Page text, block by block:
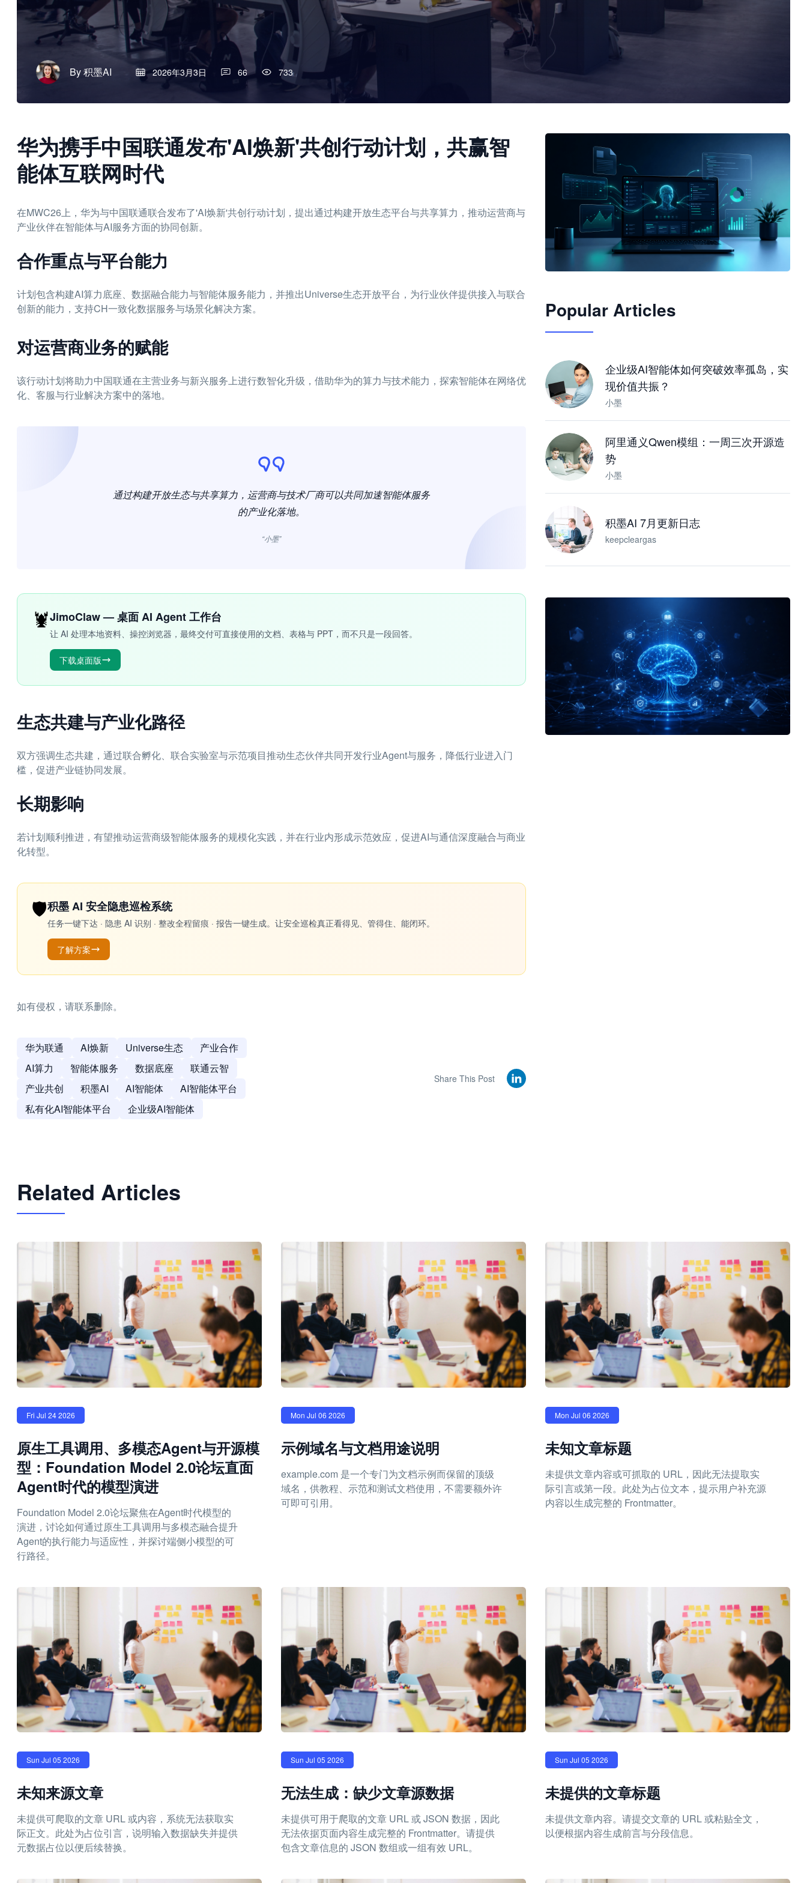
By积墨AI 2026年3月3日 66 733
华为携手中国联通发布'AI焕新'共创行动计划，共赢智
能体互联网时代
在MWC26上，华为与中国联通联合发布了'AI焕新'共创行动计划，提出通过构建开放生态平台与共享算力，推动运营商与
产业伙伴在智能体与AI服务方面的协同创新。
合作重点与平台能力
计划包含构建AI算力底座、数据融合能力与智能体服务能力，并推出Universe生态开放平台，为行业伙伴提供接入与联合
创新的能力，支持CH一致化数据服务与场景化解决方案。
对运营商业务的赋能
该行动计划将助力中国联通在主营业务与新兴服务上进行数智化升级，借助华为的算力与技术能力，探索智能体在网络优
化、客服与行业解决方案中的落地。
通过构建开放生态与共享算力，运营商与技术厂商可以共同加速智能体服务
的产业化落地。
“小墨”
🦞JimoClaw — 桌面 AI Agent 工作台
让 AI 处理本地资料、操控浏览器，最终交付可直接使用的文档、表格与 PPT，而不只是一段回答。
下载桌面版
生态共建与产业化路径
双方强调生态共建，通过联合孵化、联合实验室与示范项目推动生态伙伴共同开发行业Agent与服务，降低行业进入门
槛，促进产业链协同发展。
长期影响
若计划顺利推进，有望推动运营商级智能体服务的规模化实践，并在行业内形成示范效应，促进AI与通信深度融合与商业
化转型。
🛡️积墨 AI 安全隐患巡检系统
任务一键下达 · 隐患 AI 识别 · 整改全程留痕 · 报告一键生成。让安全巡检真正看得见、管得住、能闭环。
了解方案
如有侵权，请联系删除。
华为联通 AI焕新 Universe生态
产业合作
AI算力
智能体服务 数据底座
联通云智
产业共创
积墨AI AI智能体
AI智能体平台
私有化AI智能体平台
企业级AI智能体
Share This Post
JimoClaw 桌面 AI Agent 工作台
Popular Articles
企业级AI智能体如何突破效率孤岛，实
现价值共振？
小墨
阿里通义Qwen模组：一周三次开源造
势
小墨
积墨AI 7月更新日志
keepcleargas
Related Articles
Fri Jul 24 2026
原生工具调用、多模态Agent与开源模
型：Foundation Model 2.0论坛直面
Agent时代的模型演进
Foundation Model 2.0论坛聚焦在Agent时代模型的
演进，讨论如何通过原生工具调用与多模态融合提升
Agent的执行能力与适应性，并探讨端侧小模型的可
行路径。
Mon Jul 06 2026
示例域名与文档用途说明
example.com 是一个专门为文档示例而保留的顶级
域名，供教程、示范和测试文档使用，不需要额外许
可即可引用。
Mon Jul 06 2026
未知文章标题
未提供文章内容或可抓取的 URL，因此无法提取实
际引言或第一段。此处为占位文本，提示用户补充源
内容以生成完整的 Frontmatter。
Sun Jul 05 2026
未知来源文章
未提供可爬取的文章 URL 或内容，系统无法获取实
际正文。此处为占位引言，说明输入数据缺失并提供
元数据占位以便后续替换。
Sun Jul 05 2026
无法生成：缺少文章源数据
未提供可用于爬取的文章 URL 或 JSON 数据，因此
无法依据页面内容生成完整的 Frontmatter。请提供
包含文章信息的 JSON 数组或一组有效 URL。
Sun Jul 05 2026
未提供的文章标题
未提供文章内容。请提交文章的 URL 或粘贴全文，
以便根据内容生成前言与分段信息。